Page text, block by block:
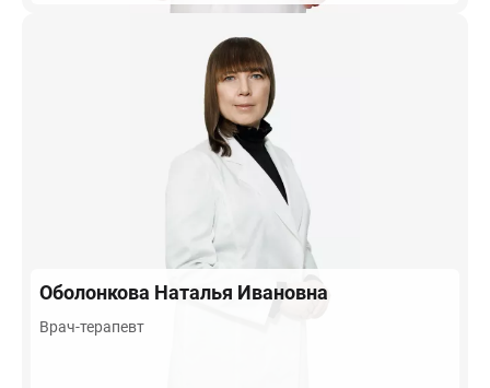
Оболонкова Наталья Ивановна
Врач-терапевт